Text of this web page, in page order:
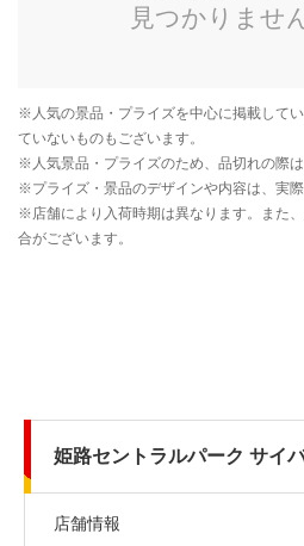
姫路セントラルパーク サイ
店舗情報